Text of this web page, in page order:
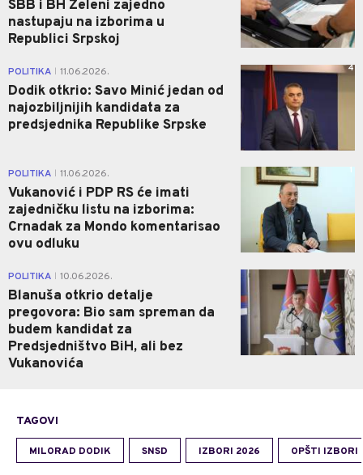
SBB i BH Zeleni zajedno
nastupaju na izborima u
Republici Srpskoj
POLITIKA 11.06.2026.
Dodik otkrio: Savo Minić jedan od
najozbiljnijih kandidata za
predsjednika Republike Srpske
4
POLITIKA 11.06.2026.
Vukanović i PDP RS će imati
zajedničku listu na izborima:
Crnadak za Mondo komentarisao
ovu odluku
1
POLITIKA 10.06.2026.
Blanuša otkrio detalje
pregovora: Bio sam spreman da
budem kandidat za
Predsjedništvo BiH, ali bez
Vukanovića
0
TAGOVI
MILORAD DODIK SNSD IZBORI 2026 OPŠTI IZBORI